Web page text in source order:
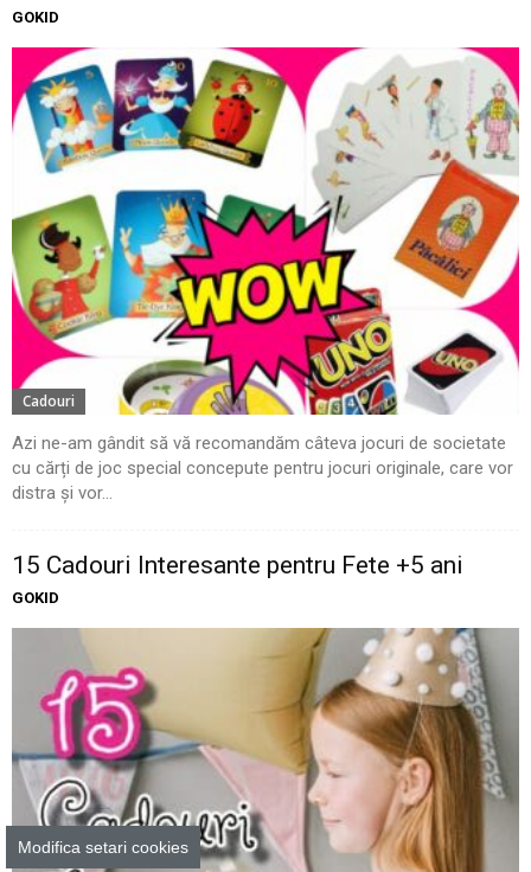
GOKID
Cadouri
Azi ne-am gândit să vă recomandăm câteva jocuri de societate
cu cărți de joc special concepute pentru jocuri originale, care vor
distra și vor...
15 Cadouri Interesante pentru Fete +5 ani
GOKID
Modifica setari cookies